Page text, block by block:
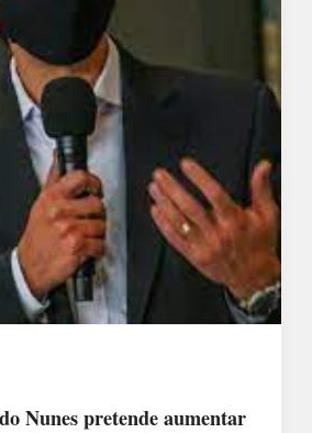
Nunes pretende aumentar